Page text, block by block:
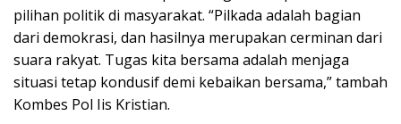
pilihan politik di masyarakat. “Pilkada adalah bagian
dari demokrasi, dan hasilnya merupakan cerminan dari
suara rakyat. Tugas kita bersama adalah menjaga
situasi tetap kondusif demi kebaikan bersama,” tambah
Kombes Pol Iis Kristian.